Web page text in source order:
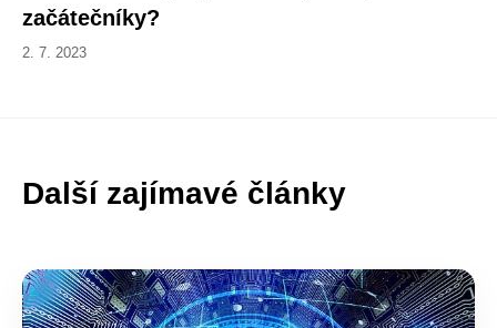
začátečníky?
2. 7. 2023
Další zajímavé články